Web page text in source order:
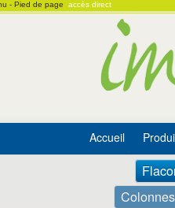
accès direct
- Pied de page
Accueil